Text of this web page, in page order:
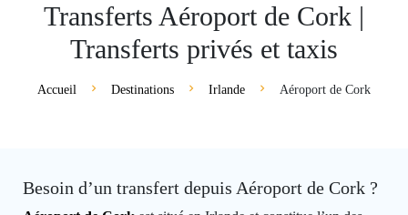
Transferts Aéroport de Cork |
Transferts privés et taxis
Accueil Destinations Irlande Aéroport de Cork
Besoin d’un transfert depuis Aéroport de Cork ?